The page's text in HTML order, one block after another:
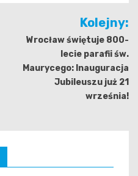
Kolejny:
Wrocław świętuje 800-
lecie parafii św.
Maurycego: Inauguracja
Jubileuszu już 21
września!